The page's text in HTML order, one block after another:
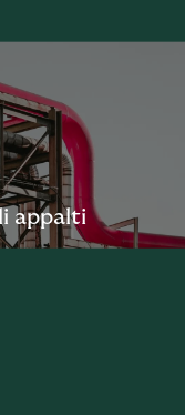
appalti